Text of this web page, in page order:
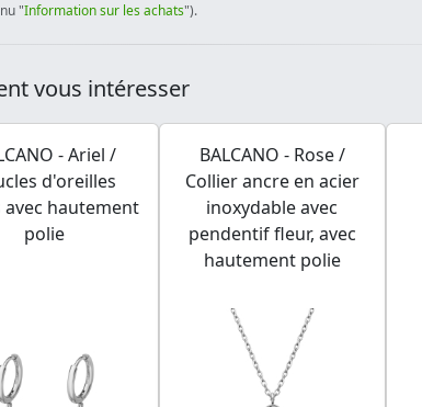
"Information sur les achats").
vous intéresser
- Ariel /
d'oreilles
avec hautement
polie
BALCANO - Rose /
Collier ancre en acier
inoxydable avec
pendentif fleur, avec
hautement polie